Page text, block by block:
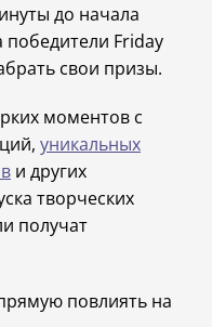
до начала
победители Friday
свои призы.
моментов с
уникальных
и других
творческих
получат
повлиять на